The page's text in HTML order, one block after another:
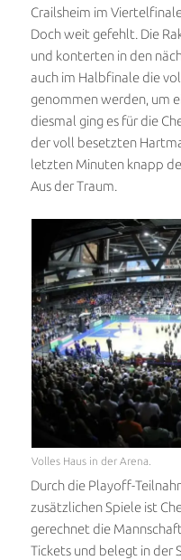
Crailsheim im
Doch weit gefehlt. Die
und konterten in den
auch im Halbfinale die
genommen werden, um
diesmal ging es für die
der voll besetzten
letzten Minuten knapp
Aus der Traum.
Volles Haus in der Arena.
Durch die Playoff-
zusätzlichen Spiele ist
gerechnet die
Tickets und belegt in der